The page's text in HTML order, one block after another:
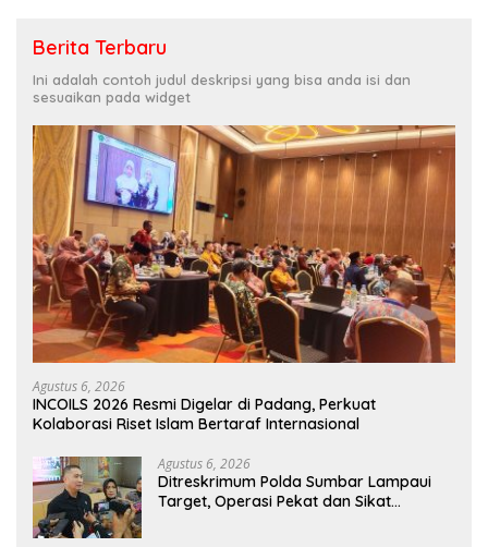
Berita Terbaru
Ini adalah contoh judul deskripsi yang bisa anda isi dan
sesuaikan pada widget
Agustus 6, 2026
INCOILS 2026 Resmi Digelar di Padang, Perkuat
Kolaborasi Riset Islam Bertaraf Internasional
Agustus 6, 2026
Ditreskrimum Polda Sumbar Lampaui
Target, Operasi Pekat dan Sikat